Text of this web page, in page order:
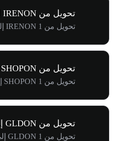
تحويل من IRENON إلى BRL
تحويل من 1 IRENON إلى R$215.41
تحويل من SHOPON إلى USD
تحويل من 1 SHOPON إلى $148.96
تحويل من GLDON إلى USD
تحويل من 1 GLDON إلى $398.61